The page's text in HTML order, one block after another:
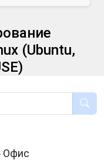
(Ubuntu,
Офис